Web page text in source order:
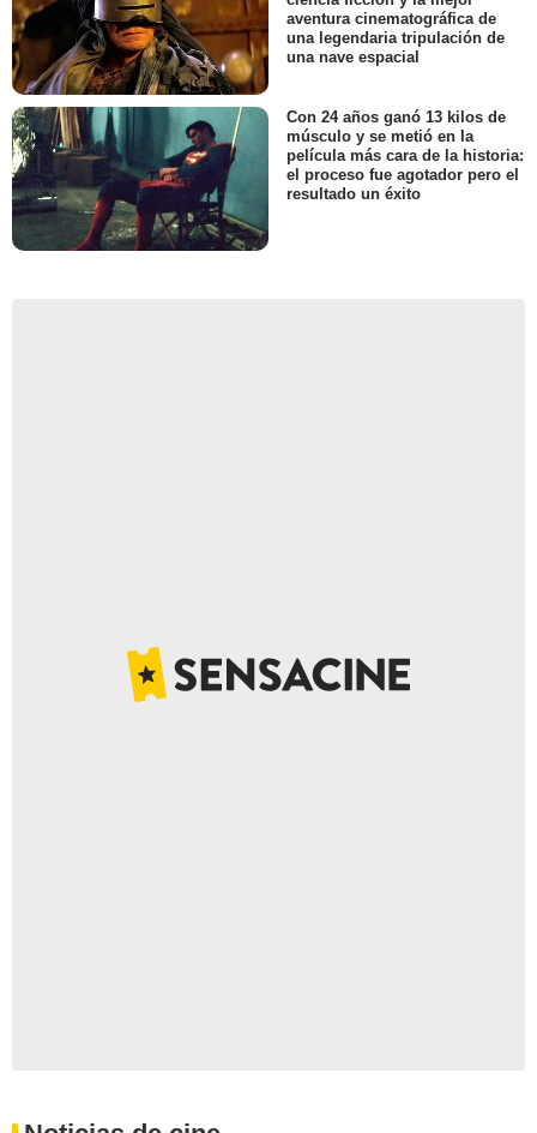
aventura cinematográfica de
una legendaria tripulación de
una nave espacial
Con 24 años ganó 13 kilos de
músculo y se metió en la
película más cara de la historia:
el proceso fue agotador pero el
resultado un éxito